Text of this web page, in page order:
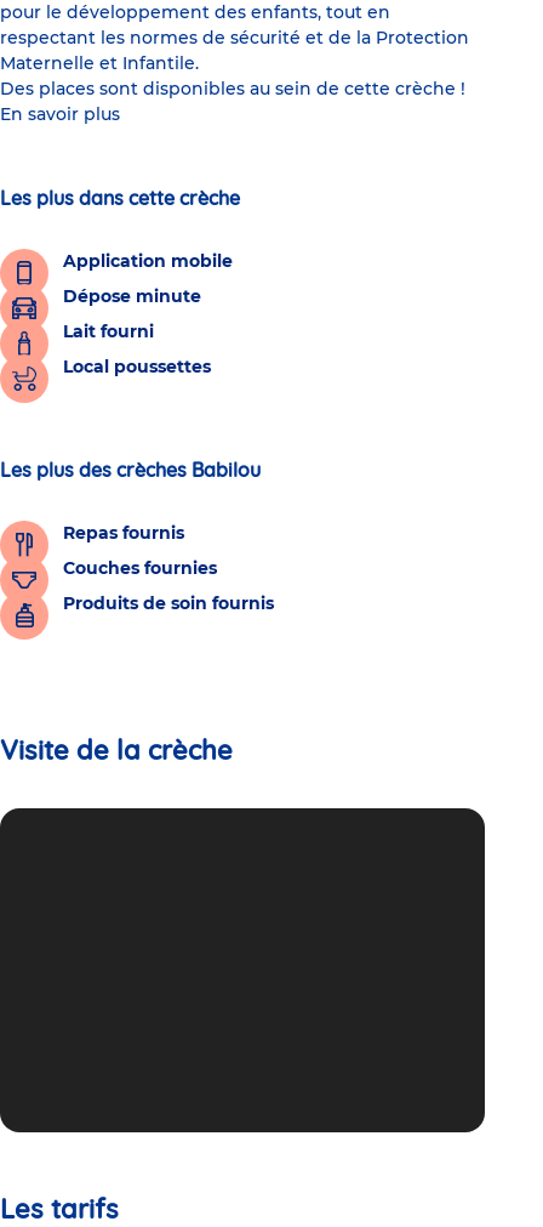
pour le développement des enfants, tout en
respectant les normes de sécurité et de la Protection
Maternelle et Infantile.
Des places sont disponibles au sein de cette crèche !
En savoir plus
Les plus dans cette crèche
Application mobile
Dépose minute
Lait fourni
Local poussettes
Les plus des crèches Babilou
Repas fournis
Couches fournies
Produits de soin fournis
Visite de la crèche
Les tarifs